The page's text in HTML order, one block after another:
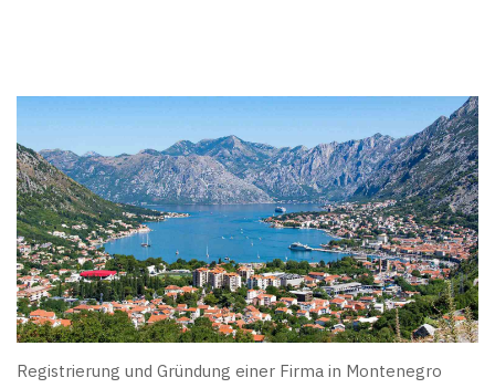
Registrierung und Gründung einer Firma in Montenegro